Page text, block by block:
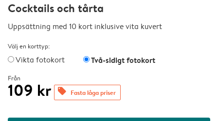
Cocktails och tårta
Uppsättning med 10 kort inklusive vita kuvert
Välj en korttyp:
Vikta fotokort Två-sidigt fotokort
Från
109 kr offers Fasta låga priser